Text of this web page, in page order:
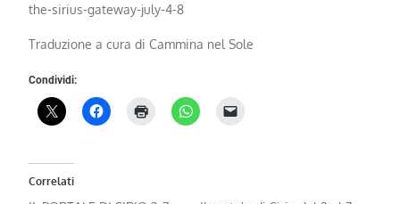
the-sirius-gateway-july-4-8
Traduzione a cura di Cammina nel Sole
Condividi:
Correlati